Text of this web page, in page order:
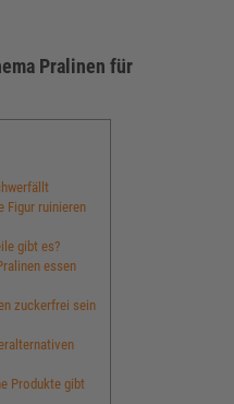
Pralinen für
Figur ruinieren
gibt es?
essen
zuckerfrei sein
Produkte gibt